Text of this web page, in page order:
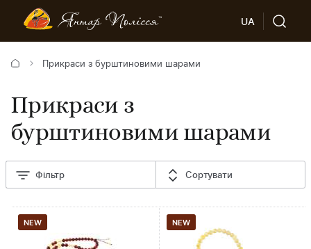
UA
Прикраси з бурштиновими шарами
Прикраси з
бурштиновими шарами
Фільтр Сортувати
NEW NEW